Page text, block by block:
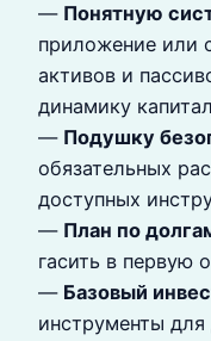
— Понятную
приложение или
активов и
динамику
— Подушку
обязательных
доступных
— План по
гасить в первую
— Базовый
инструменты